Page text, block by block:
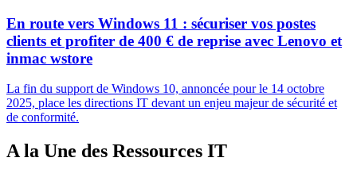
En route vers Windows 11 : sécuriser vos postes
clients et profiter de 400 € de reprise avec Lenovo et
inmac wstore
La fin du support de Windows 10, annoncée pour le 14 octobre
2025, place les directions IT devant un enjeu majeur de sécurité et
de conformité.
A la Une des Ressources IT